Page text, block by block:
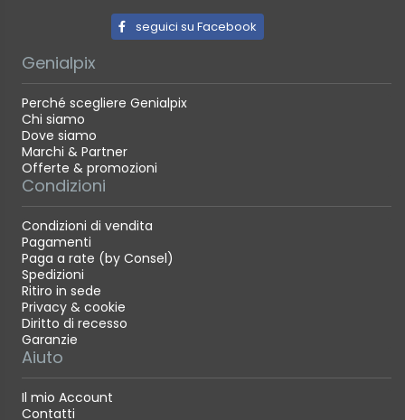
seguici su Facebook
Genialpix
Perché scegliere Genialpix
Chi siamo
Dove siamo
Marchi & Partner
Offerte & promozioni
Condizioni
Condizioni di vendita
Pagamenti
Paga a rate (by Consel)
Spedizioni
Ritiro in sede
Privacy & cookie
Diritto di recesso
Garanzie
Aiuto
Il mio Account
Contatti